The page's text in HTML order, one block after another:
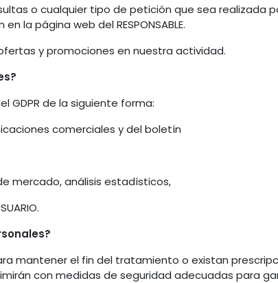
o cualquier tipo de petición que sea realizada
la página web del RESPONSABLE.
y promociones en nuestra actividad.
GDPR de la siguiente forma:
comerciales y del boletín
mercado, análisis estadísticos,
mantener el fin del tratamiento o existan
con medidas de seguridad adecuadas para